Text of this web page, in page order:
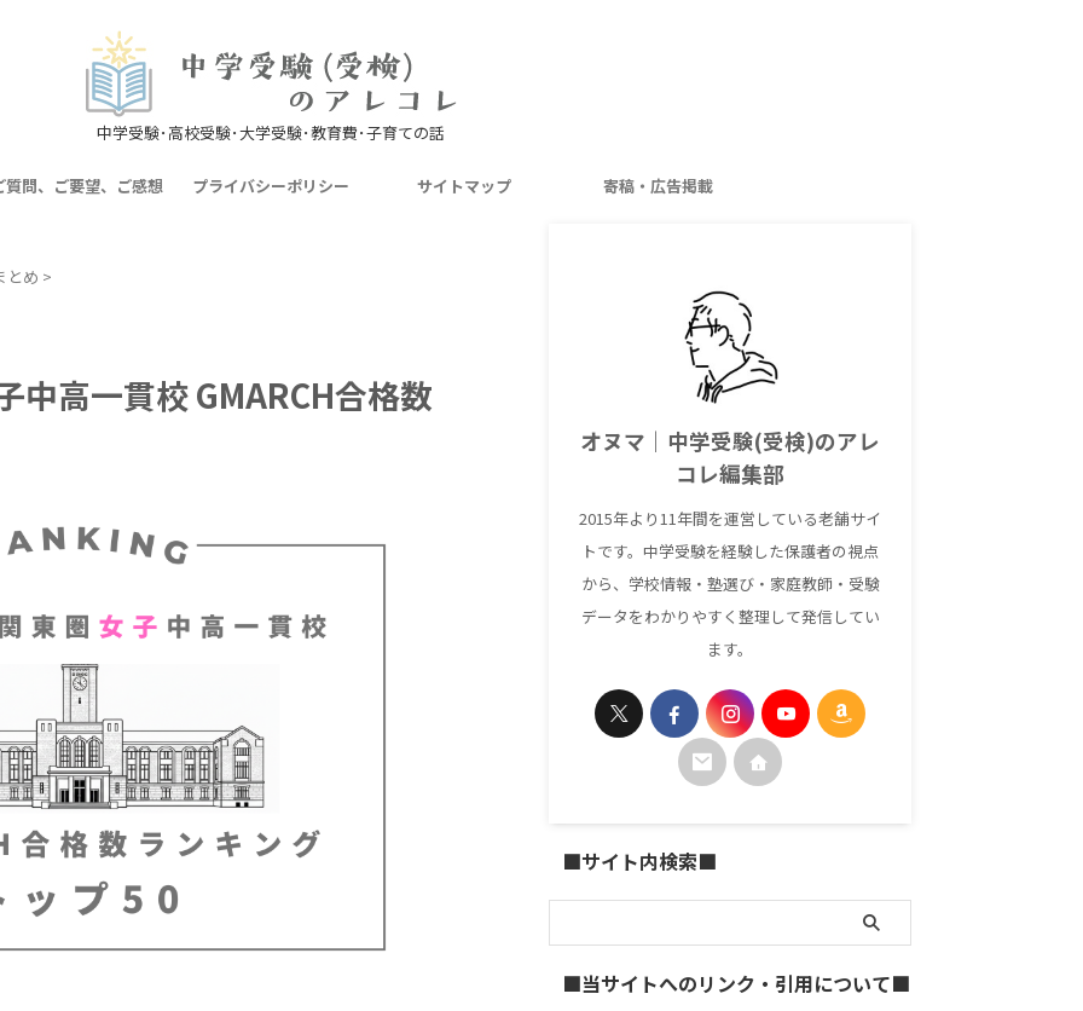
中学受験･高校受験･大学受験･教育費･子育ての話
質問、ご要望、ご感想 プライバシーポリシー サイトマップ 寄稿・広告掲載
とめ >
中高一貫校 GMARCH合格数
オヌマ｜中学受験(受検)のアレ
コレ編集部
2015年より11年間を運営している老舗サイ
トです。中学受験を経験した保護者の視点
から、学校情報・塾選び・家庭教師・受験
データをわかりやすく整理して発信してい
ます。
■サイト内検索■
■当サイトへのリンク・引用について■